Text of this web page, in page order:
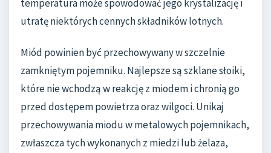
temperatura może spowodować jego krystalizację i
utratę niektórych cennych składników lotnych.
Miód powinien być przechowywany w szczelnie
zamkniętym pojemniku. Najlepsze są szklane słoiki,
które nie wchodzą w reakcję z miodem i chronią go
przed dostępem powietrza oraz wilgoci. Unikaj
przechowywania miodu w metalowych pojemnikach,
zwłaszcza tych wykonanych z miedzi lub żelaza,